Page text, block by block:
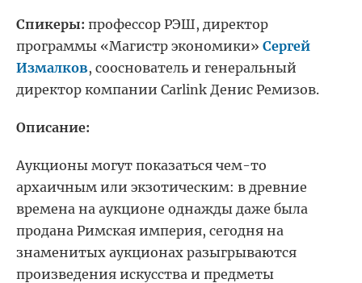
Спикеры: профессор РЭШ, директор
программы «Магистр экономики» Сергей
Измалков, сооснователь и генеральный
директор компании Carlink Денис Ремизов.
Описание:
Аукционы могут показаться чем-то
архаичным или экзотическим: в древние
времена на аукционе однажды даже была
продана Римская империя, сегодня на
знаменитых аукционах разыгрываются
произведения искусства и предметы